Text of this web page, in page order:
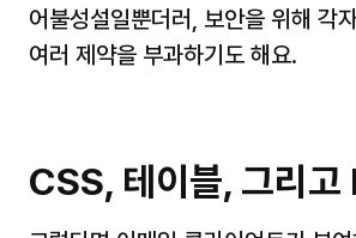
어불성설일뿐더러, 보안을 위해 각
여러 제약을 부과하기도 해요.
CSS, 테이블, 그리